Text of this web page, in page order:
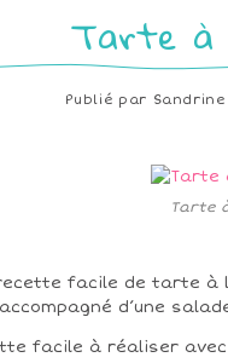
Tarte à
Publié par Sandrine
Tarte
facile de tarte à
d’une
facile à réaliser